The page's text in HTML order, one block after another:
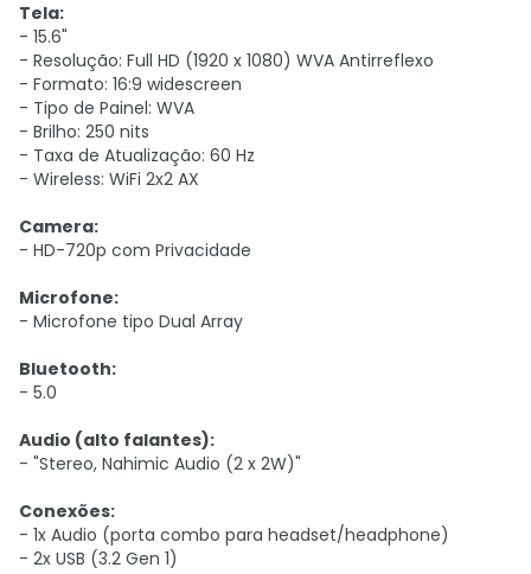
Tela:
- 15.6"
- Resolução: Full HD (1920 x 1080) WVA Antirreflexo
- Formato: 16:9 widescreen
- Tipo de Painel: WVA
- Brilho: 250 nits
- Taxa de Atualização: 60 Hz
- Wireless: WiFi 2x2 AX
Camera:
- HD-720p com Privacidade
Microfone:
- Microfone tipo Dual Array
Bluetooth:
- 5.0
Audio (alto falantes):
- "Stereo, Nahimic Audio (2 x 2W)"
Conexões:
- 1x Audio (porta combo para headset/headphone)
- 2x USB (3.2 Gen 1)